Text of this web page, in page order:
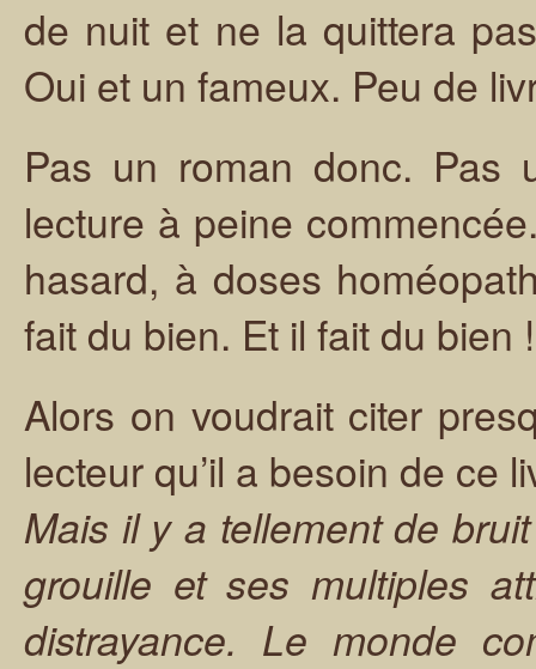
de nuit et ne la quittera
Oui et un fameux. Peu de
Pas un roman donc. Pas
lecture à peine
hasard, à doses
fait du bien. Et il fait du bien !
Alors on voudrait citer
lecteur qu’il a besoin de ce
Mais il y a tellement de
grouille et ses multiples
distrayance. Le monde